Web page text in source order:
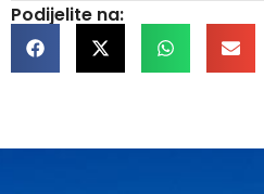
Podijelite na: